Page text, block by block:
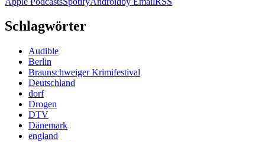
Schlagwörter
Audible
Berlin
Braunschweiger Krimifestival
Deutschland
dorf
Drogen
DTV
Dänemark
england